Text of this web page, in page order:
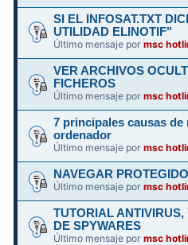
SI EL INFOSAT.TXT
UTILIDAD ELINOTIF"
Último mensaje pormsc
VER ARCHIVOS
FICHEROS
Último mensaje pormsc
7 principales causas
ordenador
Último mensaje pormsc
NAVEGAR PROTEGIDO
Último mensaje pormsc
TUTORIAL
DE SPYWARES
Último mensaje pormsc